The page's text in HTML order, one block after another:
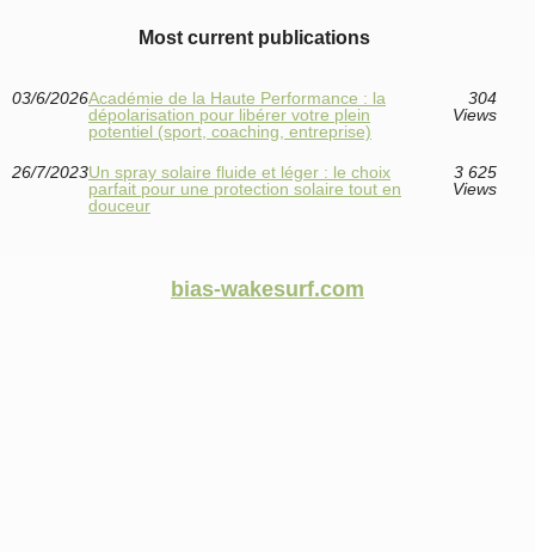
Most current publications
03/6/2026Académie de la Haute Performance : la
dépolarisation pour libérer votre plein
potentiel (sport, coaching, entreprise)
304
Views
26/7/2023Un spray solaire fluide et léger : le choix
parfait pour une protection solaire tout en
douceur
3 625
Views
bias-wakesurf.com